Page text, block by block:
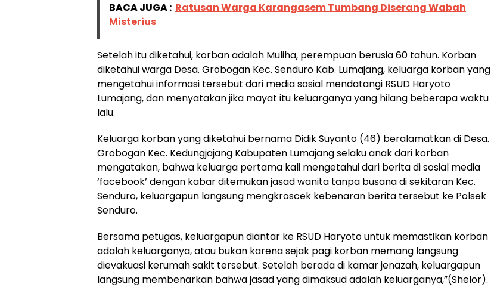
BACA JUGA : Ratusan Warga Karangasem Tumbang Diserang Wabah
Misterius
Setelah itu diketahui, korban adalah Muliha, perempuan berusia 60 tahun. Korban
diketahui warga Desa. Grobogan Kec. Senduro Kab. Lumajang, keluarga korban yang
mengetahui informasi tersebut dari media sosial mendatangi RSUD Haryoto
Lumajang, dan menyatakan jika mayat itu keluarganya yang hilang beberapa waktu
lalu.
Keluarga korban yang diketahui bernama Didik Suyanto (46) beralamatkan di Desa.
Grobogan Kec. Kedungjajang Kabupaten Lumajang selaku anak dari korban
mengatakan, bahwa keluarga pertama kali mengetahui dari berita di sosial media
‘facebook’ dengan kabar ditemukan jasad wanita tanpa busana di sekitaran Kec.
Senduro, keluargapun langsung mengkroscek kebenaran berita tersebut ke Polsek
Senduro.
Bersama petugas, keluargapun diantar ke RSUD Haryoto untuk memastikan korban
adalah keluarganya, atau bukan karena sejak pagi korban memang langsung
dievakuasi kerumah sakit tersebut. Setelah berada di kamar jenazah, keluargapun
langsung membenarkan bahwa jasad yang dimaksud adalah keluarganya,”(Shelor).